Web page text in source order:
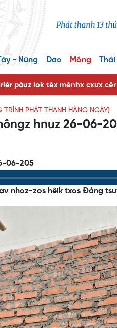
- Nùng Dao Mông Thái
pâuz lok têx mênhx cxưx
TRÌNH PHÁT THANH HÀNG NGÀY)
hnuz 26-06-
06-205
nhoz-zos hêik txos Đảng